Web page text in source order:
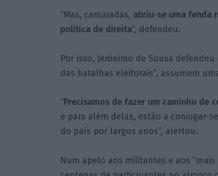
“Mas, camaradas, abriu-se uma fenda
política de direita”, defendeu.
Por isso, Jerónimo de Sousa
das batalhas eleitorais”, assumem
“Precisamos de fazer um caminho de
e para além delas, estão a conjugar-
do país por largos anos”, alertou.
Num apelo aos militantes e aos